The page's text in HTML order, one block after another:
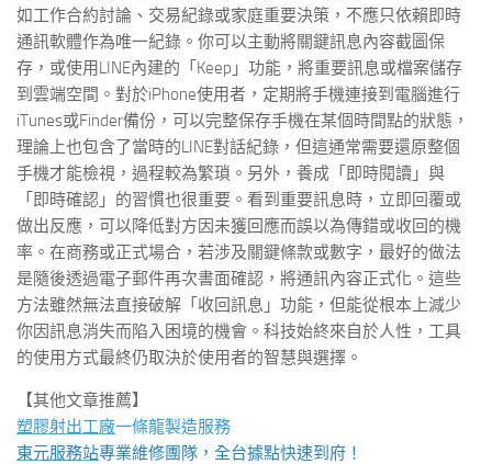
如工作合約討論、交易紀錄或家庭重要決策，不應只依賴即時
通訊軟體作為唯一紀錄。你可以主動將關鍵訊息內容截圖保
存，或使用LINE內建的「Keep」功能，將重要訊息或檔案儲存
到雲端空間。對於iPhone使用者，定期將手機連接到電腦進行
iTunes或Finder備份，可以完整保存手機在某個時間點的狀態，
理論上也包含了當時的LINE對話紀錄，但這通常需要還原整個
手機才能檢視，過程較為繁瑣。另外，養成「即時閱讀」與
「即時確認」的習慣也很重要。看到重要訊息時，立即回覆或
做出反應，可以降低對方因未獲回應而誤以為傳錯或收回的機
率。在商務或正式場合，若涉及關鍵條款或數字，最好的做法
是隨後透過電子郵件再次書面確認，將通訊內容正式化。這些
方法雖然無法直接破解「收回訊息」功能，但能從根本上減少
你因訊息消失而陷入困境的機會。科技始終來自於人性，工具
的使用方式最終仍取決於使用者的智慧與選擇。
【其他文章推薦】
塑膠射出工廠一條龍製造服務
東元服務站專業維修團隊，全台據點快速到府！